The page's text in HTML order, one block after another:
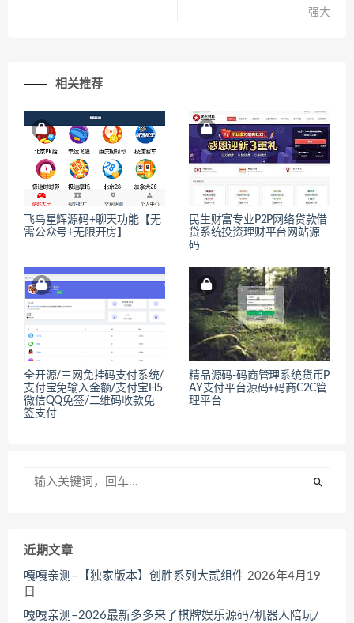
强大
相关推荐
飞鸟星辉源码+聊天功能【无
需公众号+无限开房】
民生财富专业P2P网络贷款借
贷系统投资理财平台网站源
码
全开源/三网免挂码支付系统/
支付宝免输入金额/支付宝H5
微信QQ免签/二维码收款免
签支付
精品源码-码商管理系统货币P
AY支付平台源码+码商C2C管
理平台
近期文章
嘎嘎亲测–【独家版本】创胜系列大贰组件 2026年4月19
日
嘎嘎亲测–2026最新多多来了棋牌娱乐源码/机器人陪玩/